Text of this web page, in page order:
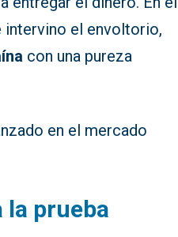
el envoltorio,
con una pureza
en el mercado
la prueba